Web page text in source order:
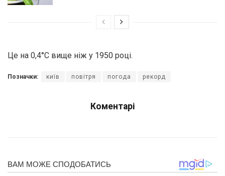
Це на 0,4°С вище ніж у 1950 році.
Позначки: київ повітря погода рекорд
Коментарі